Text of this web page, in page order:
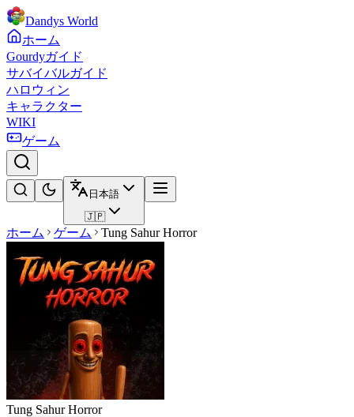
Dandys World
ホーム
Gourdyガイド
サバイバルガイド
ハロウィン
キャラクター
WIKI
ゲーム
日本語
🇯🇵
ホーム ゲーム Tung Sahur Horror
Tung Sahur Horror